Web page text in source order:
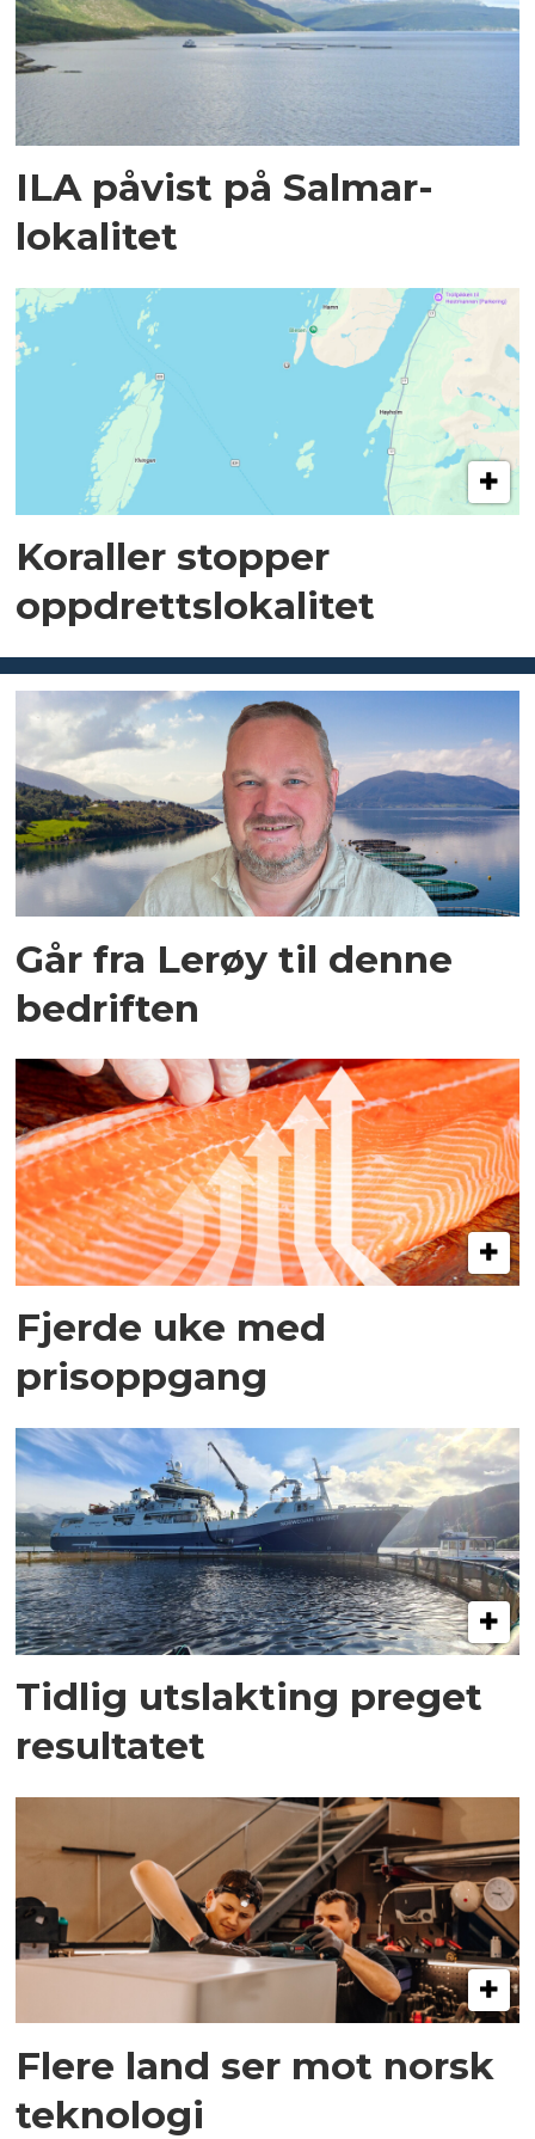
ILA påvist på Salmar-
lokalitet
Koraller stopper
oppdrettslokalitet
Går fra Lerøy til denne
bedriften
Fjerde uke med
prisoppgang
Tidlig utslakting preget
resultatet
Flere land ser mot norsk
teknologi